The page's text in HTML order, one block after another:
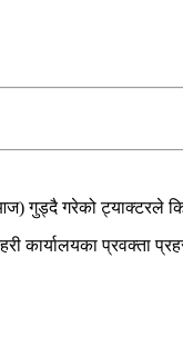
गुड्दै गरेको ट्याक्टरले
कार्यालयका प्रवक्ता